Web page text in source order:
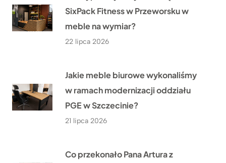
SixPack Fitness w Przeworsku w
meble na wymiar?
22 lipca 2026
Jakie meble biurowe wykonaliśmy
w ramach modernizacji oddziału
PGE w Szczecinie?
21 lipca 2026
Co przekonało Pana Artura z